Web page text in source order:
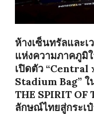
ห้างเซ็นทรัลและ
แห่งความภาคภูมิ
เปิดตัว “Central
Stadium Bag” ใ
THE SPIRIT
ลักษณ์ไทยสู่กระเ